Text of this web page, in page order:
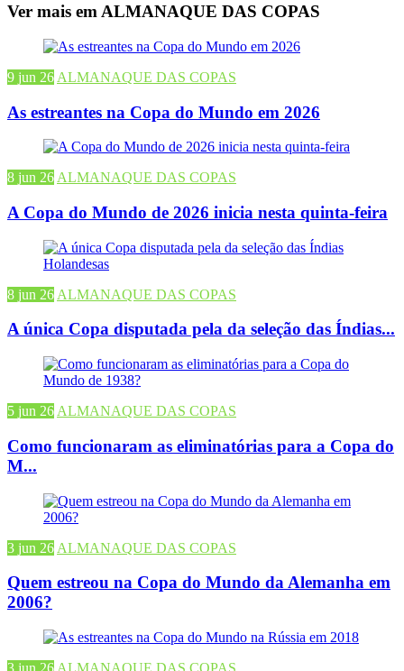
Ver mais em ALMANAQUE DAS COPAS
9 jun 26 ALMANAQUE DAS COPAS
As estreantes na Copa do Mundo em 2026
8 jun 26 ALMANAQUE DAS COPAS
A Copa do Mundo de 2026 inicia nesta quinta-feira
8 jun 26 ALMANAQUE DAS COPAS
A única Copa disputada pela da seleção das Índias...
5 jun 26 ALMANAQUE DAS COPAS
Como funcionaram as eliminatórias para a Copa do
M...
3 jun 26 ALMANAQUE DAS COPAS
Quem estreou na Copa do Mundo da Alemanha em
2006?
3 jun 26 ALMANAQUE DAS COPAS